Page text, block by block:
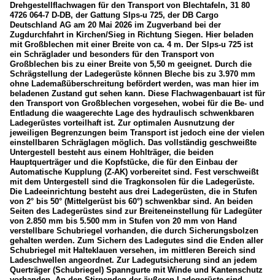
Drehgestellflachwagen für den Transport von Blechtafeln, 31 80
4726 064-7 D-DB, der Gattung Slps-u 725, der DB Cargo
Deutschland AG am 20 Mai 2026 im Zugverband bei der
Zugdurchfahrt in Kirchen/Sieg in Richtung Siegen. Hier beladen
mit Großblechen mit einer Breite von ca. 4 m. Der Slps-u 725 ist
ein Schräglader und besonders für den Transport von
Großblechen bis zu einer Breite von 5,50 m geeignet. Durch die
Schrägstellung der Ladegerüste können Bleche bis zu 3.970 mm
ohne Lademaßüberschreitung befördert werden, was man hier im
beladenen Zustand gut sehen kann. Diese Flachwagenbauart ist für
den Transport von Großblechen vorgesehen, wobei für die Be- und
Entladung die waagerechte Lage des hydraulisch schwenkbaren
Ladegerüstes vorteilhaft ist. Zur optimalen Ausnutzung der
jeweiligen Begrenzungen beim Transport ist jedoch eine der vielen
einstellbaren Schräglagen möglich. Das vollständig geschweißte
Untergestell besteht aus einem Hohlträger, die beiden
Hauptquerträger und die Kopfstücke, die für den Einbau der
Automatische Kupplung (Z-AK) vorbereitet sind. Fest verschweißt
mit dem Untergestell sind die Tragkonsolen für die Ladegerüste.
Die Ladeeinrichtung besteht aus drei Ladegerüsten, die in Stufen
von 2° bis 50° (Mittelgerüst bis 60°) schwenkbar sind. An beiden
Seiten des Ladegerüstes sind zur Breiteneinstellung für Ladegüter
von 2.850 mm bis 5.500 mm in Stufen von 20 mm von Hand
verstellbare Schubriegel vorhanden, die durch Sicherungsbolzen
gehalten werden. Zum Sichern des Ladegutes sind die Enden aller
Schubriegel mit Halteklauen versehen, im mittleren Bereich sind
Ladeschwellen angeordnet. Zur Ladegutsicherung sind an jedem
Querträger (Schubriegel) Spanngurte mit Winde und Kantenschutz